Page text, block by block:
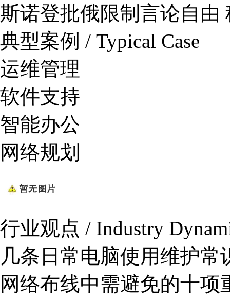
斯诺登批俄限制言论自由
典型案例 / Typical Case
运维管理
软件支持
智能办公
网络规划
行业观点 / Industry
几条日常电脑使用维护常
网络布线中需避免的十项